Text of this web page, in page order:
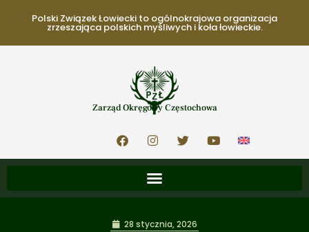
Polski Związek Łowiecki to ogólnokrajowa organizacja
zrzeszająca polskich myśliwych i koła łowieckie.
Zarząd Okręgowy Częstochowa
28 stycznia, 2026